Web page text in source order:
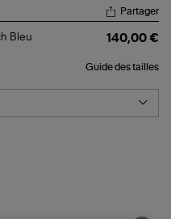
Partager
Bleu 140,00 €
Guide des tailles